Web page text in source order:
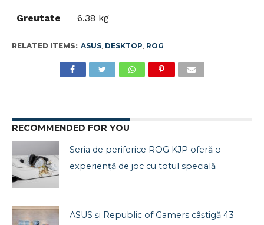
Greutate 6.38 kg
RELATED ITEMS: ASUS, DESKTOP ROG
RECOMMENDED FOR YOU
Seria de periferice ROG KJP oferă o
experiență de joc cu totul specială
ASUS și Republic of Gamers câștigă 43